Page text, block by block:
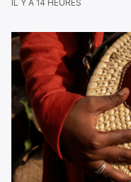
IL Y A 14 HEURES